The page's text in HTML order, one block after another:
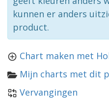
kunnen er anders
product.
Chart maken met
Mijn charts met dit
Vervangingen